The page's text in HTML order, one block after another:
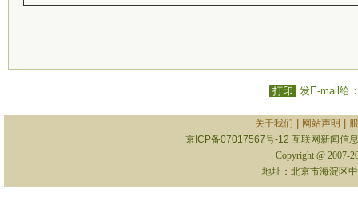
打印 发E-mail给
关于我们 网站声明
京ICP备07017567号-12 互联网新闻信
Copyright @ 2007-
地址：北京市海淀区